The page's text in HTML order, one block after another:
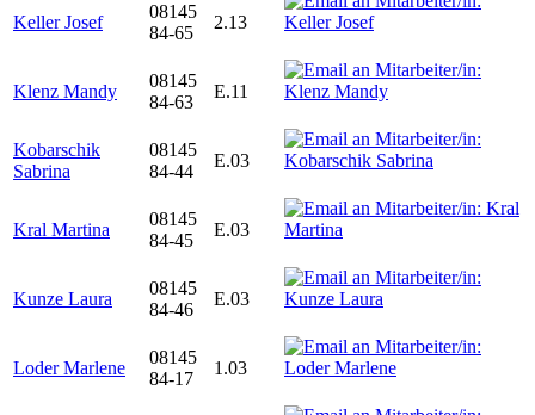
Keller Josef
08145
84-65
2.13
Klenz Mandy
08145
84-63
E.11
Kobarschik
Sabrina
08145
84-44
E.03
Kral Martina
08145
84-45
E.03
Kunze Laura
08145
84-46
E.03
Loder Marlene
08145
84-17
1.03